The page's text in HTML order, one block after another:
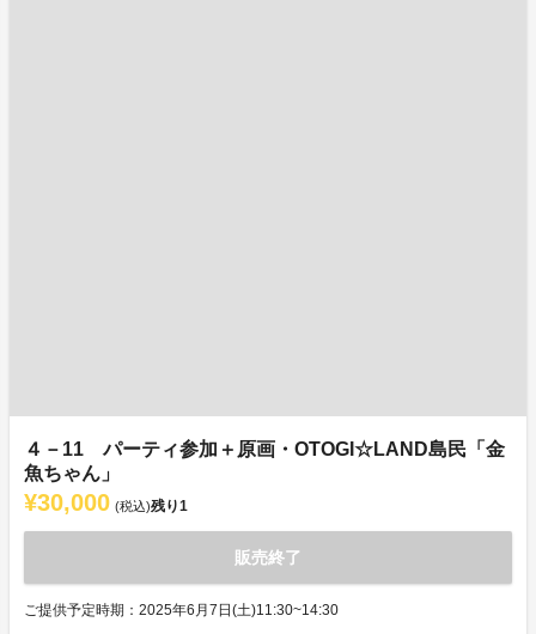
４－11 パーティ参加＋原画・OTOGI☆LAND島民「金
魚ちゃん」
¥30,000 (税込)残り1
販売終了
ご提供予定時期：2025年6月7日(土)11:30~14:30